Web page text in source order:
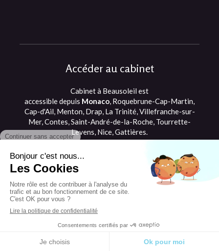
Accéder au cabinet
Cabinet à Beausoleil est
accessible depuis Monaco , Roquebrune-Cap-Martin,
Cap-d'Ail, Menton, Drap, La Trinité, Villefranche-sur-
Mer, Contes, Saint-André-de-la-Roche, Tourrette-
Levens, Nice, Gattières.
Beausoleil, proche de Monaco et Cap d'Ail
Plan du site
Création et référencement du site par Simplébo